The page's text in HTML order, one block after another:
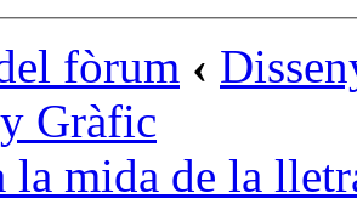
fòrum ‹
Gràfic
la mida de la